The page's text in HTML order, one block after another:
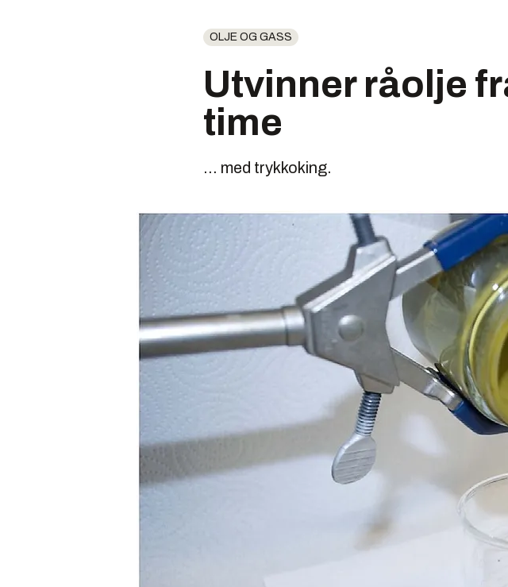
OLJE OG GASS
Utvinner råolje
time
... med trykkoking.